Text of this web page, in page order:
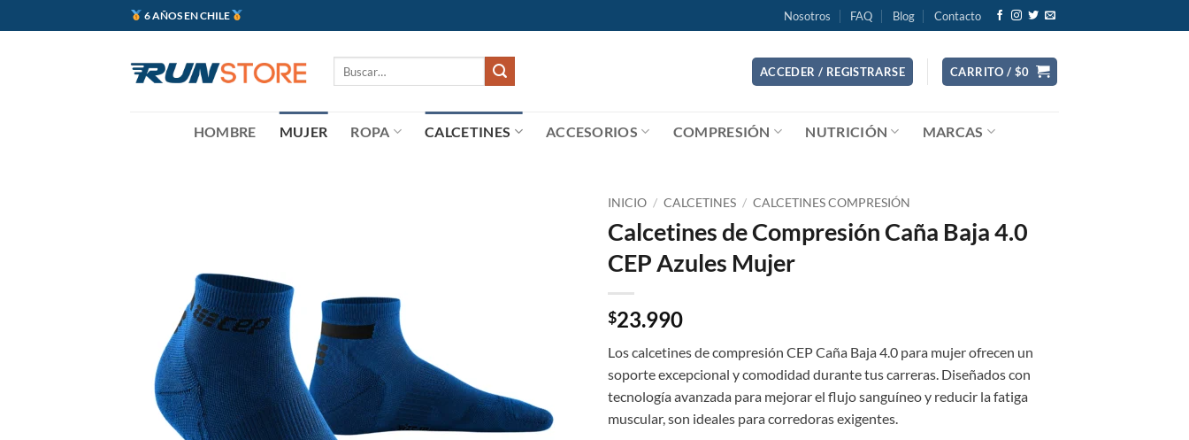
al
6 AÑOS EN CHILE Nosotros FAQ Blog Contacto
ACCEDER / REGISTRARSE CARRITO / $0
HOMBRE MUJER ROPA CALCETINES ACCESORIOS COMPRESIÓN NUTRICIÓN MARCAS
INICIO / CALCETINES / CALCETINES COMPRESIÓN
Calcetines de Compresión Caña Baja 4.0
CEP Azules Mujer
$23.990
Los calcetines de compresión CEP Caña Baja 4.0 para mujer ofrecen un
soporte excepcional y comodidad durante tus carreras. Diseñados con
tecnología avanzada para mejorar el flujo sanguíneo y reducir la fatiga
muscular, son ideales para corredoras exigentes.